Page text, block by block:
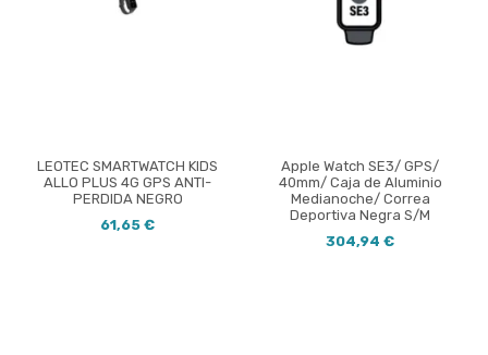
LEOTEC SMARTWATCH KIDS
ALLO PLUS 4G GPS ANTI-
PERDIDA NEGRO
61,65 €
Apple Watch SE3/ GPS/
40mm/ Caja de Aluminio
Medianoche/ Correa
Deportiva Negra S/M
304,94 €